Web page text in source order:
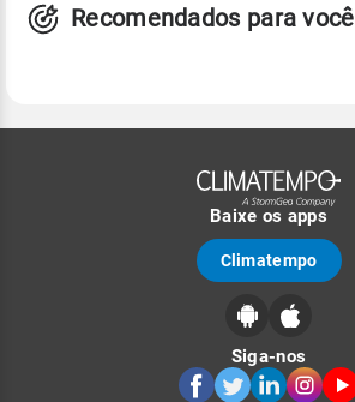
Recomendados para você
Baixe os apps
Climatempo
Siga-nos